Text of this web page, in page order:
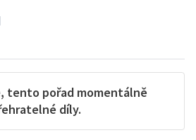
tento pořad momentálně
díly.